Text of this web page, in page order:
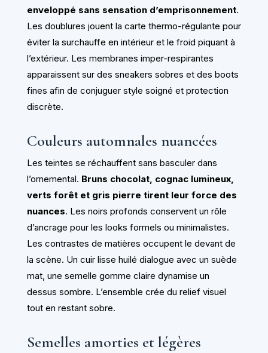
enveloppé sans sensation d’emprisonnement.
Les doublures jouent la carte thermo-régulante pour
éviter la surchauffe en intérieur et le froid piquant à
l’extérieur. Les membranes imper-respirantes
apparaissent sur des sneakers sobres et des boots
fines afin de conjuguer style soigné et protection
discrète.
Couleurs automnales nuancées
Les teintes se réchauffent sans basculer dans
l’ornemental. Bruns chocolat, cognac lumineux,
verts forêt et gris pierre tirent leur force des
nuances. Les noirs profonds conservent un rôle
d’ancrage pour les looks formels ou minimalistes.
Les contrastes de matières occupent le devant de
la scène. Un cuir lisse huilé dialogue avec un suède
mat, une semelle gomme claire dynamise un
dessus sombre. L’ensemble crée du relief visuel
tout en restant sobre.
Semelles amorties et légères